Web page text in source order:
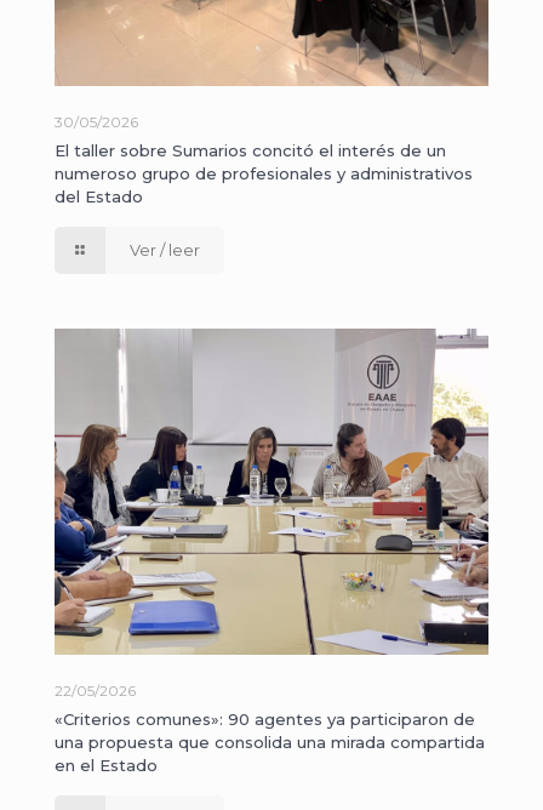
30/05/2026
El taller sobre Sumarios concitó el interés de un
numeroso grupo de profesionales y administrativos
del Estado
Ver / leer
22/05/2026
«Criterios comunes»: 90 agentes ya participaron de
una propuesta que consolida una mirada compartida
en el Estado